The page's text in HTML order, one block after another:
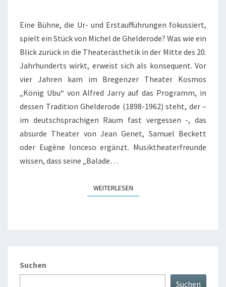
Eine Bühne, die Ur- und Erstaufführungen fokussiert,
spielt ein Stück von Michel de Ghelderode? Was wie ein
Blick zurück in die Theaterästhetik in der Mitte des 20.
Jahrhunderts wirkt, erweist sich als konsequent. Vor
vier Jahren kam im Bregenzer Theater Kosmos
„König Ubu“ von Alfred Jarry auf das Programm, in
dessen Tradition Ghelderode (1898-1962) steht, der –
im deutschsprachigen Raum fast vergessen -, das
absurde Theater von Jean Genet, Samuel Beckett
oder Eugène Ionceso ergänzt. Musiktheaterfreunde
wissen, dass seine „Balade…
WEITERLESENWEITERLESEN
Suchen
Suchen